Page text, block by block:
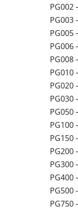
PG002
PG003
PG005
PG006
PG008
PG010
PG020
PG030
PG050
PG100
PG150
PG200
PG300
PG400
PG500
PG750